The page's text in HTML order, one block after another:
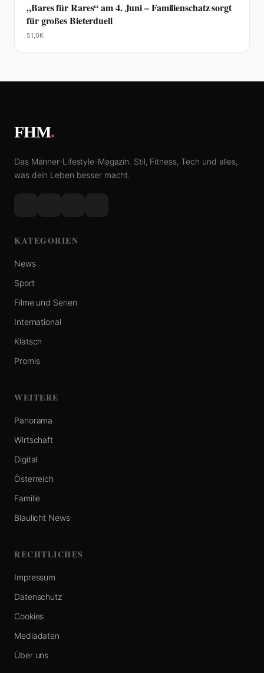
„Bares für Rares“ am 4. Juni – Familienschatz sorgt
für großes Bieterduell
51,0K
FHM.
Das Männer-Lifestyle-Magazin. Stil, Fitness, Tech und alles,
was dein Leben besser macht.
KATEGORIEN
News
Sport
Filme und Serien
International
Klatsch
Promis
WEITERE
Panorama
Wirtschaft
Digital
Österreich
Familie
Blaulicht News
RECHTLICHES
Impressum
Datenschutz
Cookies
Mediadaten
Über uns